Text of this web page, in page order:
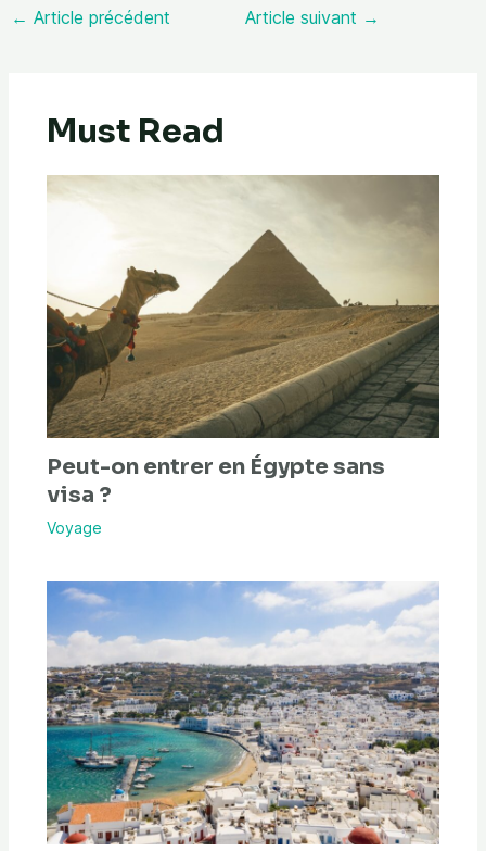
← Article précédent Article suivant →
Must Read
Peut-on entrer en Égypte sans
visa ?
Voyage